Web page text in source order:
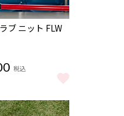
ブ ニット FLW
税込
ラブ ニット FLW SHRT FUT を